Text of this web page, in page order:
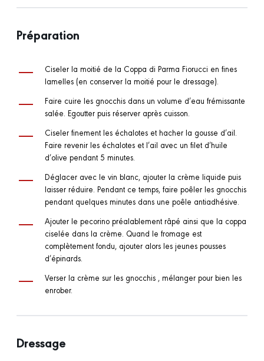
Préparation
Ciseler la moitié de la Coppa di Parma Fiorucci en fines
lamelles (en conserver la moitié pour le dressage).
Faire cuire les gnocchis dans un volume d’eau frémissante
salée. Egoutter puis réserver après cuisson.
Ciseler finement les échalotes et hacher la gousse d’ail.
Faire revenir les échalotes et l’ail avec un filet d’huile
d’olive pendant 5 minutes.
Déglacer avec le vin blanc, ajouter la crème liquide puis
laisser réduire. Pendant ce temps, faire poêler les gnocchis
pendant quelques minutes dans une poêle antiadhésive.
Ajouter le pecorino préalablement râpé ainsi que la coppa
ciselée dans la crème. Quand le fromage est
complètement fondu, ajouter alors les jeunes pousses
d’épinards.
Verser la crème sur les gnocchis , mélanger pour bien les
enrober.
Dressage